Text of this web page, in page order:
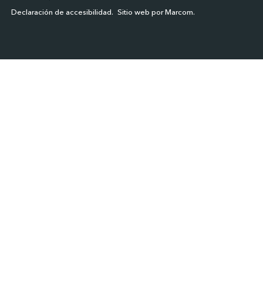
Declaración de accesibilidad Sitio web por Marcom